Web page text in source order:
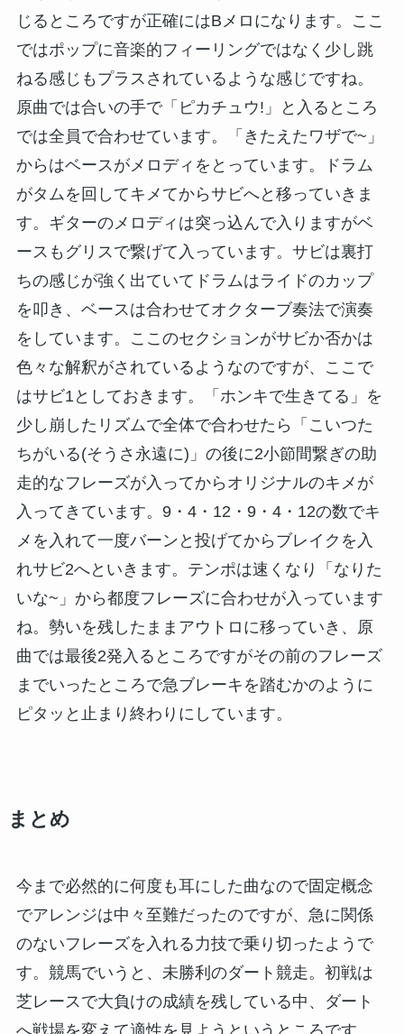
じるところですが正確にはBメロになります。ここ
ではポップに音楽的フィーリングではなく少し跳
ねる感じもプラスされているような感じですね。
原曲では合いの手で「ピカチュウ!」と入るところ
では全員で合わせています。「きたえたワザで~」
からはベースがメロディをとっています。ドラム
がタムを回してキメてからサビへと移っていきま
す。ギターのメロディは突っ込んで入りますがベ
ースもグリスで繋げて入っています。サビは裏打
ちの感じが強く出ていてドラムはライドのカップ
を叩き、ベースは合わせてオクターブ奏法で演奏
をしています。ここのセクションがサビか否かは
色々な解釈がされているようなのですが、ここで
はサビ1としておきます。「ホンキで生きてる」を
少し崩したリズムで全体で合わせたら「こいつた
ちがいる(そうさ永遠に)」の後に2小節間繋ぎの助
走的なフレーズが入ってからオリジナルのキメが
入ってきています。9・4・12・9・4・12の数でキ
メを入れて一度バーンと投げてからブレイクを入
れサビ2へといきます。テンポは速くなり「なりた
いな~」から都度フレーズに合わせが入っています
ね。勢いを残したままアウトロに移っていき、原
曲では最後2発入るところですがその前のフレーズ
までいったところで急ブレーキを踏むかのように
ピタッと止まり終わりにしています。
まとめ
今まで必然的に何度も耳にした曲なので固定概念
でアレンジは中々至難だったのですが、急に関係
のないフレーズを入れる力技で乗り切ったようで
す。競馬でいうと、未勝利のダート競走。初戦は
芝レースで大負けの成績を残している中、ダート